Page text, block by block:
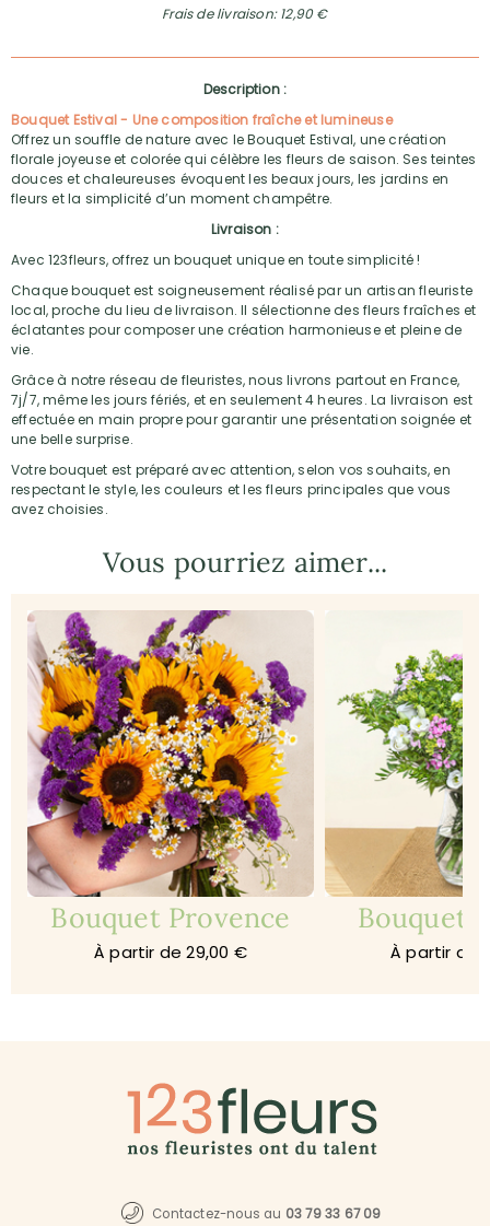
Frais de livraison: 12,90 €
Description :
Bouquet Estival - Une composition fraîche et lumineuse
Offrez un souffle de nature avec le Bouquet Estival, une création
florale joyeuse et colorée qui célèbre les fleurs de saison. Ses teintes
douces et chaleureuses évoquent les beaux jours, les jardins en
fleurs et la simplicité d’un moment champêtre.
Livraison :
Avec 123fleurs, offrez un bouquet unique en toute simplicité !
Chaque bouquet est soigneusement réalisé par un artisan fleuriste
local, proche du lieu de livraison. Il sélectionne des fleurs fraîches et
éclatantes pour composer une création harmonieuse et pleine de
vie.
Grâce à notre réseau de fleuristes, nous livrons partout en France,
7j/7, même les jours fériés, et en seulement 4 heures. La livraison est
effectuée en main propre pour garantir une présentation soignée et
une belle surprise.
Votre bouquet est préparé avec attention, selon vos souhaits, en
respectant le style, les couleurs et les fleurs principales que vous
avez choisies.
Vous pourriez aimer...
Bouquet Provence
À partir de 29,00 €
Bouquet
À partir de
Contactez-nous au 03 79 33 67 09